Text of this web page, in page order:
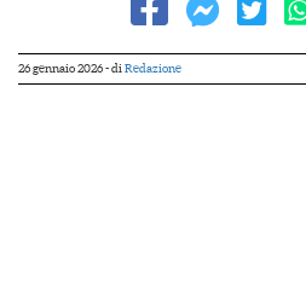
26 gennaio 2026- di Redazione